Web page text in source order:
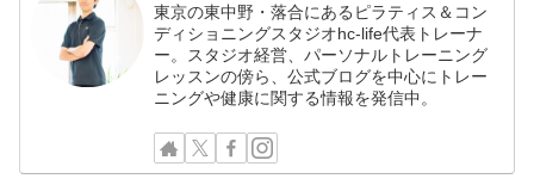
東京の東中野・落合にあるピラティス＆コン
ディショニングスタジオhc-life代表トレーナ
ー。スタジオ経営、パーソナルトレーニング
レッスンの傍ら、公式ブログを中心にトレー
ニングや健康に関する情報を発信中。